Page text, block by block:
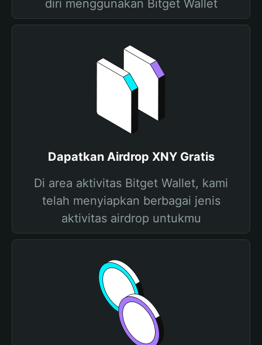
diri menggunakan Bitget Wallet
Dapatkan Airdrop XNY Gratis
Di area aktivitas Bitget Wallet, kami
telah menyiapkan berbagai jenis
aktivitas airdrop untukmu